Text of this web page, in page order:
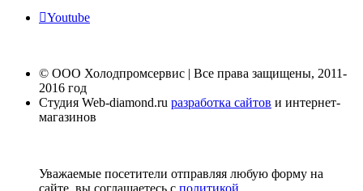
Youtube
© ООО Холодпромсервис | Все права защищены, 2011-
2016 год
Студия Web-diamond.ru разработка сайтов и интернет-
магазинов
Уважаемые посетители отправляя любую форму на
сайте, вы соглашаетесь с политикой